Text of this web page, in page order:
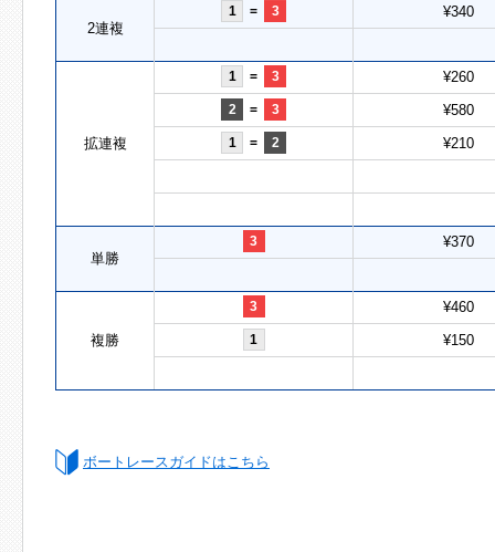
2連複
1 = 3 ¥340
拡連複
1 = 3 ¥260
2 = 3 ¥580
1 = 2 ¥210
単勝
3 ¥370
複勝
3 ¥460
1 ¥150
ボートレースガイドはこちら